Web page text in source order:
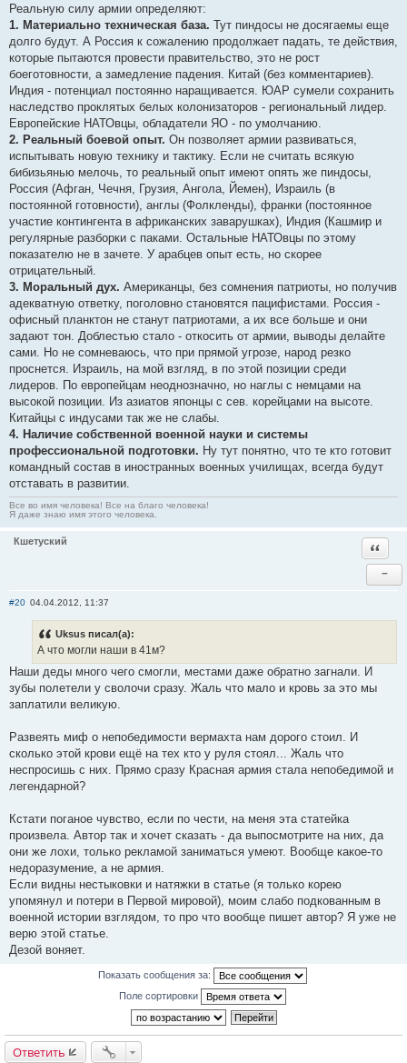
Реальную силу армии определяют:
1. Материально техническая база. Тут пиндосы не досягаемы еще
долго будут. А Россия к сожалению продолжает падать, те действия,
которые пытаются провести правительство, это не рост
боеготовности, а замедление падения. Китай (без комментариев).
Индия - потенциал постоянно наращивается. ЮАР сумели сохранить
наследство проклятых белых колонизаторов - региональный лидер.
Европейские НАТОвцы, обладатели ЯО - по умолчанию.
2. Реальный боевой опыт. Он позволяет армии развиваться,
испытывать новую технику и тактику. Если не считать всякую
бибизьянью мелочь, то реальный опыт имеют опять же пиндосы,
Россия (Афган, Чечня, Грузия, Ангола, Йемен), Израиль (в
постоянной готовности), англы (Фолкленды), франки (постоянное
участие контингента в африканских заварушках), Индия (Кашмир и
регулярные разборки с паками. Остальные НАТОвцы по этому
показателю не в зачете. У арабцев опыт есть, но скорее
отрицательный.
3. Моральный дух. Американцы, без сомнения патриоты, но получив
адекватную ответку, поголовно становятся пацифистами. Россия -
офисный планктон не станут патриотами, а их все больше и они
задают тон. Доблестью стало - откосить от армии, выводы делайте
сами. Но не сомневаюсь, что при прямой угрозе, народ резко
проснется. Израиль, на мой взгляд, в по этой позиции среди
лидеров. По европейцам неоднозначно, но наглы с немцами на
высокой позиции. Из азиатов японцы с сев. корейцами на высоте.
Китайцы с индусами так же не слабы.
4. Наличие собственной военной науки и системы
профессиональной подготовки. Ну тут понятно, что те кто готовит
командный состав в иностранных военных училищах, всегда будут
отставать в развитии.
Все во имя человека! Все на благо человека!
Я даже знаю имя этого человека.
Кшетуский
−
#20 04.04.2012, 11:37
Uksus писал(а):
А что могли наши в 41м?
Наши деды много чего смогли, местами даже обратно загнали. И
зубы полетели у сволочи сразу. Жаль что мало и кровь за это мы
заплатили великую.
Развеять миф о непобедимости вермахта нам дорого стоил. И
сколько этой крови ещё на тех кто у руля стоял... Жаль что
неспросишь с них. Прямо сразу Красная армия стала непобедимой и
легендарной?
Кстати поганое чувство, если по чести, на меня эта статейка
произвела. Автор так и хочет сказать - да выпосмотрите на них, да
они же лохи, только рекламой заниматься умеют. Вообще какое-то
недоразумение, а не армия.
Если видны нестыковки и натяжки в статье (я только корею
упомянул и потери в Первой мировой), моим слабо подкованным в
военной истории взглядом, то про что вообще пишет автор? Я уже не
верю этой статье.
Дезой воняет.
Показать сообщения за:
Поле сортировки
Ответить